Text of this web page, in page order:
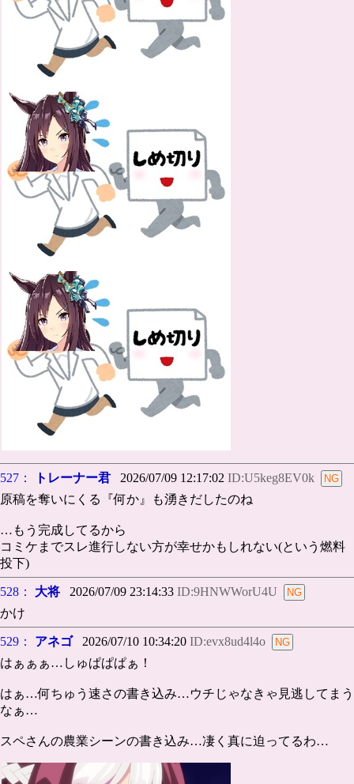
527： トレーナー君 2026/07/09 12:17:02 ID:U5keg8EV0k
原稿を奪いにくる『何か』も湧きだしたのね
…もう完成してるから
コミケまでスレ進行しない方が幸せかもしれない(という燃料
投下)
528： 大将 2026/07/09 23:14:33 ID:9HNWWorU4U
かけ
529： アネゴ2026/07/10 10:34:20 ID:evx8ud4l4o
はぁぁぁ…しゅぱぱぱぁ！
はぁ…何ちゅう速さの書き込み…ウチじゃなきゃ見逃してまう
なぁ…
スペさんの農業シーンの書き込み…凄く真に迫ってるわ…